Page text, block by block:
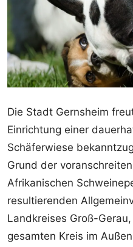
Die Stadt Gernsheim
Einrichtung einer
Schäferwiese
Grund der
Afrikanischen
resultierenden
Landkreises Groß-
gesamten Kreis im